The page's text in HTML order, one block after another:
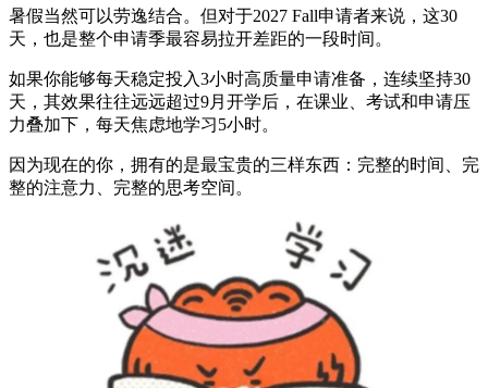
暑假当然可以劳逸结合。但对于2027 Fall申请者来说，这30
天，也是整个申请季最容易拉开差距的一段时间。
如果你能够每天稳定投入3小时高质量申请准备，连续坚持30
天，其效果往往远远超过9月开学后，在课业、考试和申请压
力叠加下，每天焦虑地学习5小时。
因为现在的你，拥有的是最宝贵的三样东西：完整的时间、完
整的注意力、完整的思考空间。